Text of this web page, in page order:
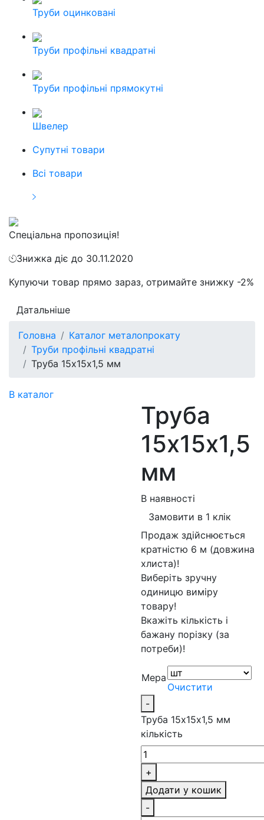
Труби оцинковані
Труби профільні квадратні
Труби профільні прямокутні
Швелер
Cупутні товари
Всі товари
Спеціальна пропозиція!
Знижка діє до 30.11.2020
Купуючи товар прямо зараз, отримайте знижку -2%
Датальніше
Головна
Каталог металопрокату
Труби профільні квадратні
Труба 15х15х1,5 мм
В каталог
Труба
15х15х1,5
мм
В наявності
Замовити в 1 клік
Продаж здійснюється
кратністю 6 м (довжина
хлиста)!
Виберіть зручну
одиницю виміру
товару!
Вкажіть кількість і
бажану порізку (за
потреби)!
Мера
Очистити
-
Труба 15х15х1,5 мм
кількість
+
Додати у кошик
-